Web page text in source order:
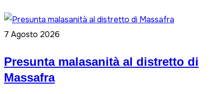
7 Agosto 2026
Presunta malasanità al distretto di
Massafra